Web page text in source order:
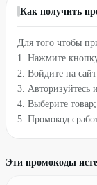
Как получить
Для того чтобы
1. Нажмите
2. Войдите на
3. Авторизуйтесь
4. Выберите товар;
5. Промокод
Эти промокоды